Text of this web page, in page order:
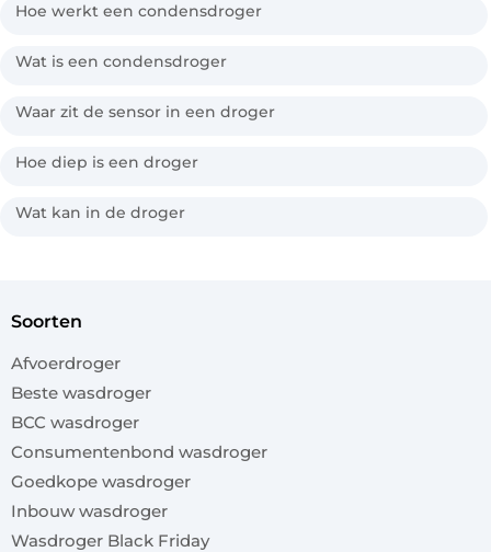
Hoe werkt een condensdroger
Wat is een condensdroger
Waar zit de sensor in een droger
Hoe diep is een droger
Wat kan in de droger
soorten
Afvoerdroger
Beste wasdroger
BCC wasdroger
Consumentenbond wasdroger
Goedkope wasdroger
Inbouw wasdroger
Wasdroger Black Friday